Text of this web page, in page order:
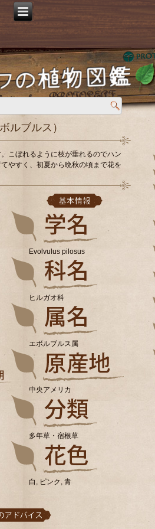
ルブルス）
こぼれるように枝が垂れるのでハン
やすく、初夏から晩秋の頃まで花を
Evolvulus pilosus
ヒルガオ科
エボルブルス属
中央アメリカ
多年草・宿根草
白, ピンク, 青